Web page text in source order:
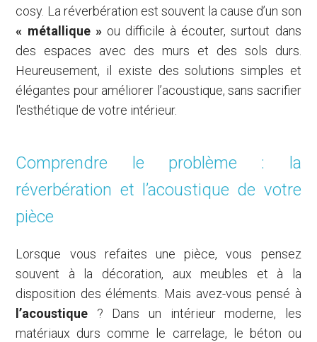
cosy. La réverbération est souvent la cause d’un son
« métallique »ou difficile à écouter, surtout dans
des espaces avec des murs et des sols durs.
Heureusement, il existe des solutions simples et
élégantes pour améliorer l’acoustique, sans sacrifier
l'esthétique de votre intérieur.
Comprendre le problème : la
réverbération et l’acoustique de votre
pièce
Lorsque vous refaites une pièce, vous pensez
souvent à la décoration, aux meubles et à la
disposition des éléments. Mais avez-vous pensé à
l’acoustique ? Dans un intérieur moderne, les
matériaux durs comme le carrelage, le béton ou